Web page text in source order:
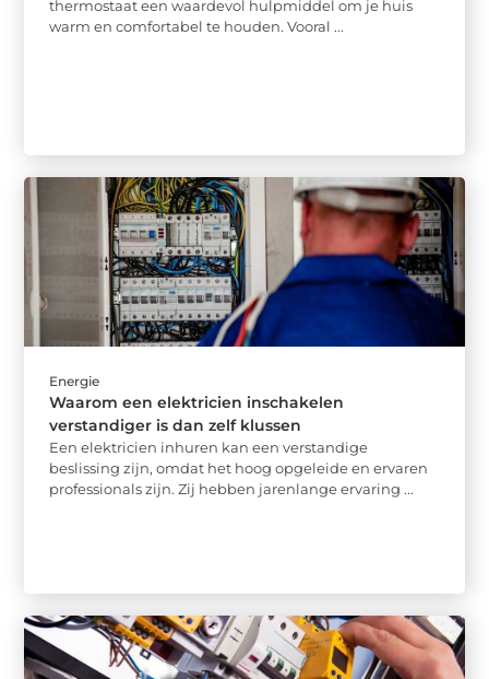
thermostaat een waardevol hulpmiddel om je huis
warm en comfortabel te houden. Vooral ...
Energie
Waarom een elektricien inschakelen
verstandiger is dan zelf klussen
Een elektricien inhuren kan een verstandige
beslissing zijn, omdat het hoog opgeleide en ervaren
professionals zijn. Zij hebben jarenlange ervaring ...